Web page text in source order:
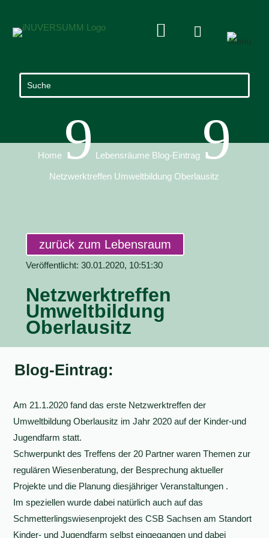
 
Home 9 Lebensräume Blog-Eintrag 9
Netzwerktreffen Umweltbildung Oberlausitz
zurück zum Lebensraum
Veröffentlicht: 30.01.2020, 10:51:30
Netzwerktreffen
Umweltbildung
Oberlausitz
Blog-Eintrag:
Am 21.1.2020 fand das erste Netzwerktreffen der
Umweltbildung Oberlausitz im Jahr 2020 auf der Kinder-und
Jugendfarm statt.
Schwerpunkt des Treffens der 20 Partner waren Themen zur
regulären Wiesenberatung, der Besprechung aktueller
Projekte und die Planung diesjähriger Veranstaltungen .
Im speziellen wurde dabei natürlich auch auf das
Schmetterlingswiesenprojekt des CSB Sachsen am Standort
Kinder- und Jugendfarm selbst eingegangen und dabei